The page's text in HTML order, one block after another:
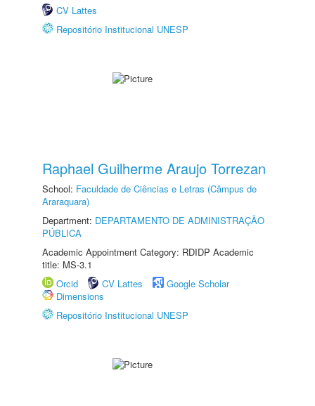
CV Lattes
Repositório Institucional UNESP
Raphael Guilherme Araujo Torrezan
School: Faculdade de Ciências e Letras (Câmpus de
Araraquara)
Department: DEPARTAMENTO DE ADMINISTRAÇÃO
PÚBLICA
Academic Appointment Category: RDIDP Academic
title: MS-3.1
Orcid
CV Lattes
Google Scholar
Dimensions
Repositório Institucional UNESP